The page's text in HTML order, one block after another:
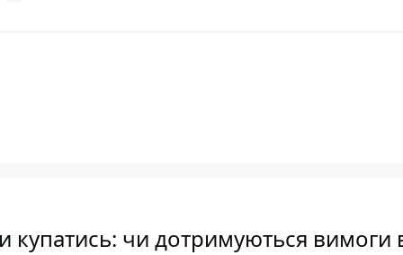
купатись: чи дотримуються вимоги